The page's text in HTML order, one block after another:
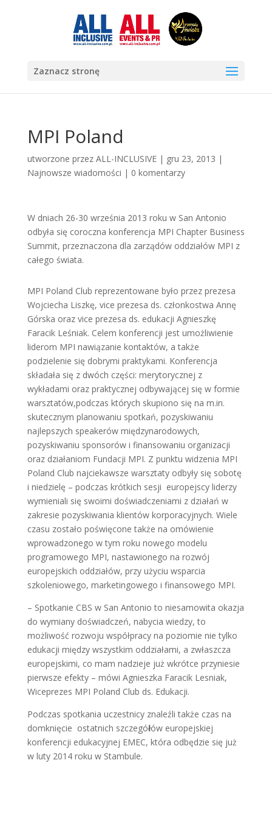
Zaznacz stronę
MPI Poland
utworzone przez ALL-INCLUSIVE| gru 23, 2013 |
Najnowsze wiadomości | 0 komentarzy
W dniach 26-30 września 2013 roku w San Antonio
odbyła się coroczna konferencja MPI Chapter Business
Summit, przeznaczona dla zarządów oddziałów MPI z
całego świata.
MPI Poland Club reprezentowane było przez prezesa
Wojciecha Liszkę, vice prezesa ds. członkostwa Annę
Górska oraz vice prezesa ds. edukacji Agnieszkę
Faracik Leśniak. Celem konferencji jest umożliwienie
liderom MPI nawiązanie kontaktów, a także
podzielenie się dobrymi praktykami. Konferencja
składała się z dwóch części: merytorycznej z
wykładami oraz praktycznej odbywającej się w formie
warsztatów,podczas których skupiono się na m.in.
skutecznym planowaniu spotkań, pozyskiwaniu
najlepszych speakerów międzynarodowych,
pozyskiwaniu sponsorów i finansowaniu organizacji
oraz działaniom Fundacji MPI. Z punktu widzenia MPI
Poland Club najciekawsze warsztaty odbyły się sobotę
i niedzielę – podczas krótkich sesji europejscy liderzy
wymieniali się swoimi doświadczeniami z działań w
zakresie pozyskiwania klientów korporacyjnych. Wiele
czasu zostało poświęcone także na omówienie
wprowadzonego w tym roku nowego modelu
programowego MPI, nastawionego na rozwój
europejskich oddziałów, przy użyciu wsparcia
szkoleniowego, marketingowego i finansowego MPI.
– Spotkanie CBS w San Antonio to niesamowita okazja
do wymiany doświadczeń, nabycia wiedzy, to
możliwość rozwoju współpracy na poziomie nie tylko
edukacji między wszystkim oddziałami, a zwłaszcza
europejskimi, co mam nadzieje już wkrótce przyniesie
pierwsze efekty – mówi Agnieszka Faracik Lesniak,
Wiceprezes MPI Poland Club ds. Edukacji.
Podczas spotkania uczestnicy znaleźli także czas na
domknięcie ostatnich szczegółów europejskiej
konferencji edukacyjnej EMEC, która odbędzie się już
w luty 2014 roku w Stambule.